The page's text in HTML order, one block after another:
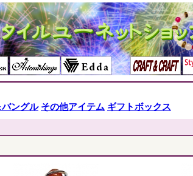
ングル その他アイテム ギフトボックス